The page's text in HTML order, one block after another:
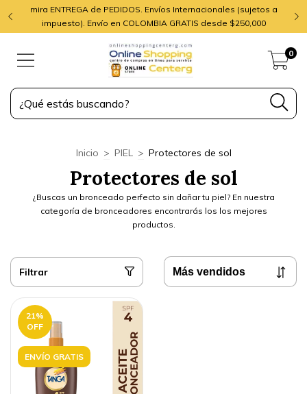
mira ENTREGA de PEDIDOS. Envíos Internacionales (sujetos a
impuesto). Envío en COLOMBIA GRATIS desde $250,000
0
Inicio > PIEL > Protectores de sol
Protectores de sol
¿Buscas un bronceado perfecto sin dañar tu piel? En nuestra
categoría de bronceadores encontrarás los los mejores
productos.
Filtrar
21%
OFF
ENVÍO GRATIS